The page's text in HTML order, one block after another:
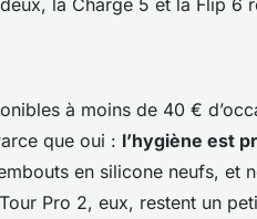
la Charge 5 et la Flip 6
à moins de 40 €
que oui : l’hygiène est
en silicone neufs, et
Pro 2, eux, restent un